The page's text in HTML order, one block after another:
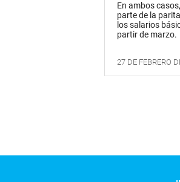
En ambos
parte de la
los salarios
partir de marzo.
27 DE FEBRERO